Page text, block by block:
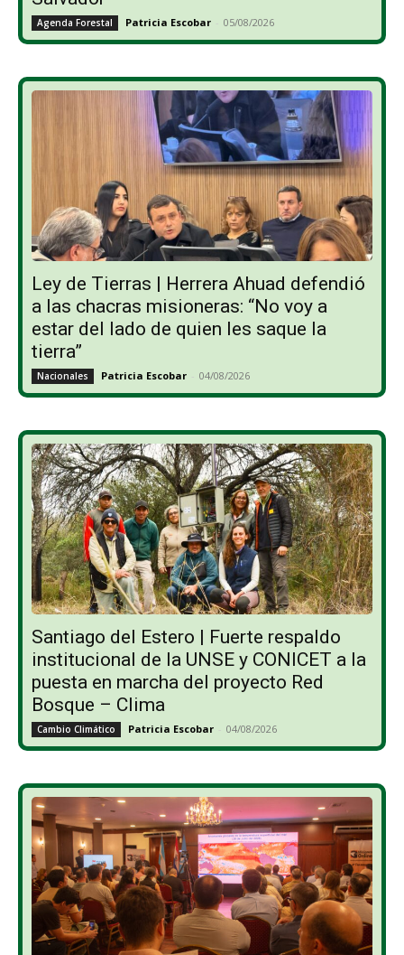
Agenda Forestal Patricia Escobar - 05/08/2026
Ley de Tierras | Herrera Ahuad defendió
a las chacras misioneras: “No voy a
estar del lado de quien les saque la
tierra”
Nacionales Patricia Escobar - 04/08/2026
Santiago del Estero | Fuerte respaldo
institucional de la UNSE y CONICET a la
puesta en marcha del proyecto Red
Bosque – Clima
Cambio Climático Patricia Escobar - 04/08/2026